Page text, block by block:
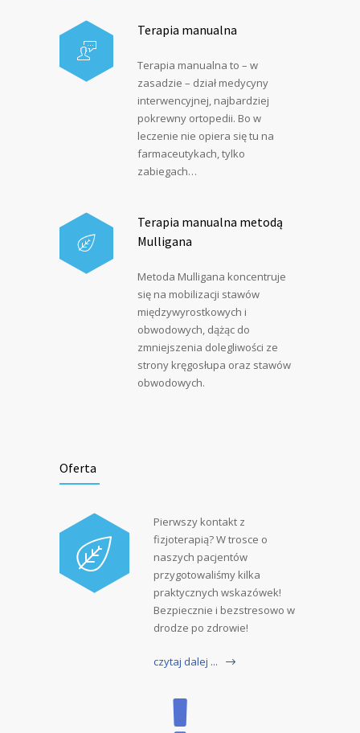
Terapia manualna
Terapia manualna to – w
zasadzie – dział medycyny
interwencyjnej, najbardziej
pokrewny ortopedii. Bo w
leczenie nie opiera się tu na
farmaceutykach, tylko
zabiegach…
Terapia manualna metodą
Mulligana
Metoda Mulligana koncentruje
się na mobilizacji stawów
międzywyrostkowych i
obwodowych, dążąc do
zmniejszenia dolegliwości ze
strony kręgosłupa oraz stawów
obwodowych.
Oferta
Pierwszy kontakt z
fizjoterapią? W trosce o
naszych pacjentów
przygotowaliśmy kilka
praktycznych wskazówek!
Bezpiecznie i bezstresowo w
drodze po zdrowie!
czytaj dalej ...